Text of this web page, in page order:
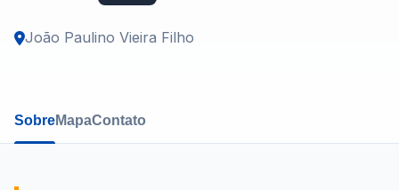
João Paulino Vieira Filho
SobreMapaContato